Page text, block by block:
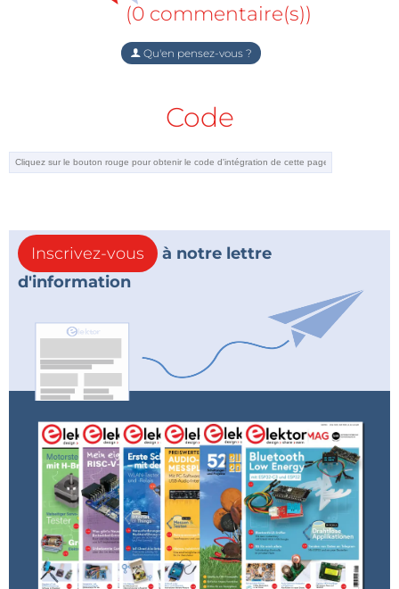
Vous trouverez également une foule d'anecdotes
techniques dans cette vidéo, ainsi qu'une session de
questions-réponses où nos invités répondent à des
citons l'utilisation de ChatGPT pour la
microcontrôleur avec l'assistant Cody, des projets
Regardez la vidéo ci-dessous
Explorez plus avant !
Visionnez d'autres vidéos éducatives et profitez des
connaissances d'experts en consultant notre
contenu supplémentaire sur notrechaîne YouTube
Elektoret sur notre chaîne YouTubeElektor Industry
(0 commentaire(s))
Qu'en pensez-vous ?
Code
Inscrivez-vous
à notre lettre
d'information